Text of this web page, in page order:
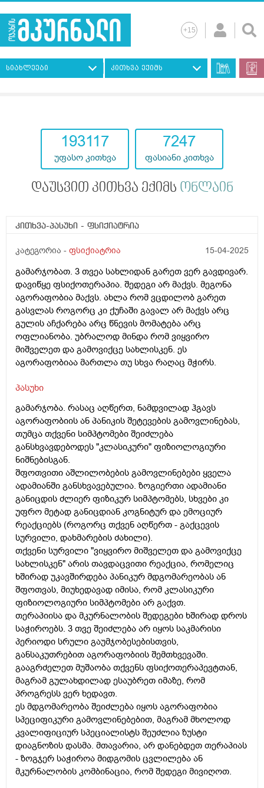
სიახლეები კითხვა ექიმს
193117
უფასო კითხვა
7247
ფასიანი კითხვა
დაუსვით კითხვა ექიმს ონლაინ
კითხვა-პასუხი - ფსიქიატრია
კატეგორია - ფსიქიატრია 15-04-2025
გამარჯობათ. 3 თვეა სახლიდან გარეთ ვერ გავდივარ.
დავიწყე ფსიქოთერაპია. შედეგი არ მაქვს. მეგონა
აგორაფობია მაქვს. ახლა რომ ვცდილობ გარეთ
გასვლას როგორც კი ქუჩაში გავალ არ მაქვს არც
გულის აჩქარება არც წნევის მომატება არც
ოფლიანობა. უბრალოდ მინდა რომ ვიყვირო
მიშველეთ და გამოვიქცე სახლისკენ. ეს
აგორაფობიაა მართლა თუ სხვა რაღაც მჭირს.
პასუხი
გამარჯობა. რასაც აღწერთ, ნამდვილად ჰგავს
აგორაფობიის ან პანიკის შეტევების გამოვლინებას,
თუმცა თქვენი სიმპტომები შეიძლება
განსხვავდებოდეს "კლასიკური" ფიზიოლოგიური
ნიშნებისგან.
შფოთვითი აშლილობების გამოვლინებები ყველა
ადამიანში განსხვავებულია. ზოგიერთი ადამიანი
განიცდის ძლიერ ფიზიკურ სიმპტომებს, სხვები კი
უფრო მეტად განიცდიან კოგნიტურ და ემოციურ
რეაქციებს (როგორც თქვენ აღწერთ - გაქცევის
სურვილი, დახმარების ძახილი).
თქვენი სურვილი "ვიყვირო მიშველეთ და გამოვიქცე
სახლისკენ" არის თავდაცვითი რეაქცია, რომელიც
ხშირად უკავშირდება პანიკურ მდგომარეობას ან
შფოთვას, მიუხედავად იმისა, რომ კლასიკური
ფიზიოლოგიური სიმპტომები არ გაქვთ.
თერაპიისა და მკურნალობის შედეგები ხშირად დროს
საჭიროებს. 3 თვე შეიძლება არ იყოს საკმარისი
პერიოდი სრული გაუმჯობესებისთვის,
განსაკუთრებით აგორაფობიის შემთხვევაში.
გააგრძელეთ მუშაობა თქვენს ფსიქოთერაპევტთან,
მაგრამ გულახდილად ესაუბრეთ იმაზე, რომ
პროგრესს ვერ ხედავთ.
ეს მდგომარეობა შეიძლება იყოს აგორაფობია
სპეციფიკური გამოვლინებებით, მაგრამ მხოლოდ
კვალიფიციურ სპეციალისტს შეუძლია ზუსტი
დიაგნოზის დასმა. მთავარია, არ დანებდეთ თერაპიას
- ზოგჯერ საჭიროა მიდგომის ცვლილება ან
მკურნალობის კომბინაცია, რომ შედეგი მივიღოთ.​​​​​​​​​​​​​​​​